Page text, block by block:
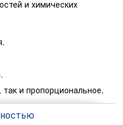
и химических
и пропорциональное.